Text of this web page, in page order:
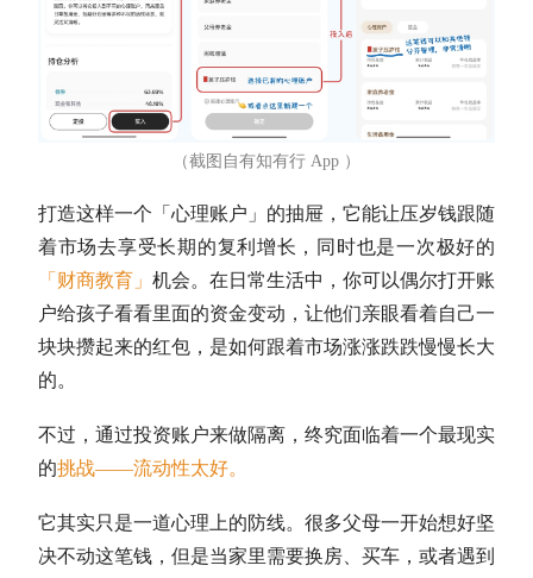
（截图自有知有行 App ）
打造这样一个「心理账户」的抽屉，它能让压岁钱跟随
着市场去享受长期的复利增长，同时也是一次极好的
「财商教育」 机会。在日常生活中，你可以偶尔打开账
户给孩子看看里面的资金变动，让他们亲眼看着自己一
块块攒起来的红包，是如何跟着市场涨涨跌跌慢慢长大
的。
不过，通过投资账户来做隔离，终究面临着一个最现实
的挑战——流动性太好。
它其实只是一道心理上的防线。很多父母一开始想好坚
决不动这笔钱，但是当家里需要换房、买车，或者遇到